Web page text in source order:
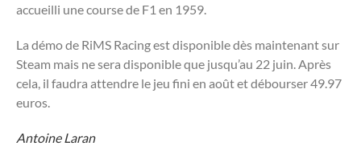
accueilli une course de F1 en 1959.
La démo de RiMS Racing est disponible dès maintenant sur
Steam mais ne sera disponible que jusqu’au 22 juin. Après
cela, il faudra attendre le jeu fini en août et débourser 49.97
euros.
Antoine Laran